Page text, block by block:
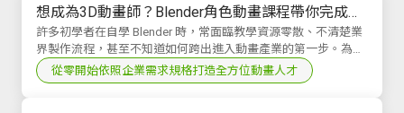
想成為3D動畫師？Blender角色動畫課程帶你完成作
品集並接軌動畫產業
許多初學者在自學 Blender 時，常面臨教學資源零散、不清楚業
界製作流程，甚至不知道如何跨出進入動畫產業的第一步。為協
助有志投入 3D 動畫領域的學習者建立...
從零開始依照企業需求規格打造全方位動畫人才